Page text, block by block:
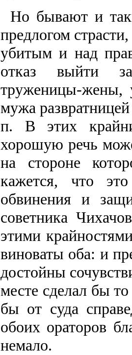
Но бывают и
предлогом
убитым и над
отказ выйти
труженицы-жены,
мужа
п. В этих
хорошую речь
на стороне
кажется, что это
обвинения и
советника
этими
виноваты оба: и
достойны
месте сделал бы
бы от суда
обоих ораторов
немало.